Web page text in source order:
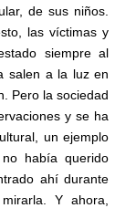
de sus niños.
las víctimas y
siempre al
salen a la luz en
Pero la sociedad
y se ha
un ejemplo
había querido
ahí durante
Y ahora,